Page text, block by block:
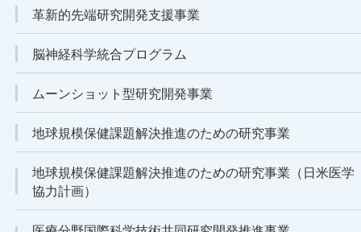
革新的先端研究開発支援事業
脳神経科学統合プログラム
ムーンショット型研究開発事業
地球規模保健課題解決推進のための研究事業
地球規模保健課題解決推進のための研究事業（日米医学
協力計画）